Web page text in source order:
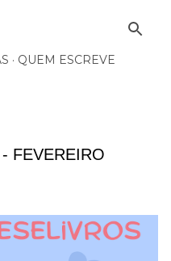
QUEM ESCREVE
FEVEREIRO